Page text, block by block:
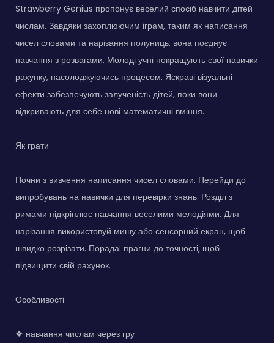
Strawberry Genius пропонує веселий спосіб навчити дітей
числам. Завдяки захоплюючим іграм, таким як написання
чисел словами та нарізання полуниць, вона поєднує
навчання з розвагами. Молоді учні покращують свої навички
рахунку, насолоджуючись процесом. Яскраві візуальні
ефекти забезпечують залученість дітей, поки вони
відкривають для себе нові математичні вміння.
Як грати
Почни з вивчення написання чисел словами. Перейди до
випробувань на навички для перевірки знань. Розділ з
римами підкріплює навчання веселими мелодіями. Для
нарізання використовуй мишу або сенсорний екран, щоб
швидко розрізати. Порада: прагни до точності, щоб
підвищити свій рахунок.
Особливості
❖ навчання числам через гру